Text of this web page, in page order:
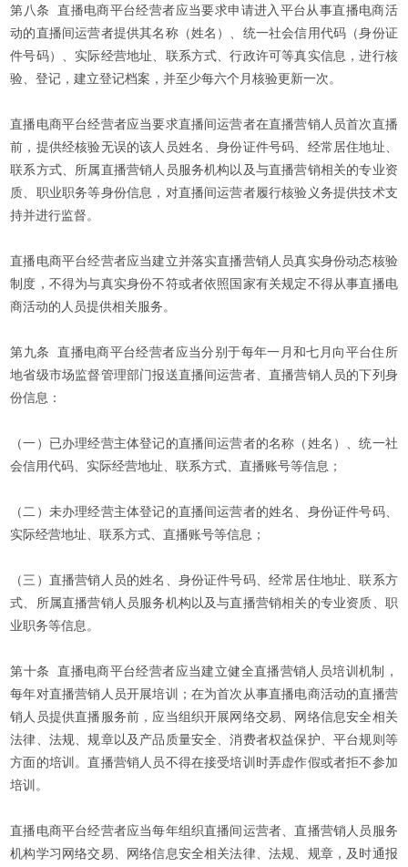
第八条 直播电商平台经营者应当要求申请进入平台从事直播电商活
动的直播间运营者提供其名称（姓名）、统一社会信用代码（身份证
件号码）、实际经营地址、联系方式、行政许可等真实信息，进行核
验、登记，建立登记档案，并至少每六个月核验更新一次。
直播电商平台经营者应当要求直播间运营者在直播营销人员首次直播
前，提供经核验无误的该人员姓名、身份证件号码、经常居住地址、
联系方式、所属直播营销人员服务机构以及与直播营销相关的专业资
质、职业职务等身份信息，对直播间运营者履行核验义务提供技术支
持并进行监督。
直播电商平台经营者应当建立并落实直播营销人员真实身份动态核验
制度，不得为与真实身份不符或者依照国家有关规定不得从事直播电
商活动的人员提供相关服务。
第九条 直播电商平台经营者应当分别于每年一月和七月向平台住所
地省级市场监督管理部门报送直播间运营者、直播营销人员的下列身
份信息：
（一）已办理经营主体登记的直播间运营者的名称（姓名）、统一社
会信用代码、实际经营地址、联系方式、直播账号等信息；
（二）未办理经营主体登记的直播间运营者的姓名、身份证件号码、
实际经营地址、联系方式、直播账号等信息；
（三）直播营销人员的姓名、身份证件号码、经常居住地址、联系方
式、所属直播营销人员服务机构以及与直播营销相关的专业资质、职
业职务等信息。
第十条 直播电商平台经营者应当建立健全直播营销人员培训机制，
每年对直播营销人员开展培训；在为首次从事直播电商活动的直播营
销人员提供直播服务前，应当组织开展网络交易、网络信息安全相关
法律、法规、规章以及产品质量安全、消费者权益保护、平台规则等
方面的培训。直播营销人员不得在接受培训时弄虚作假或者拒不参加
培训。
直播电商平台经营者应当每年组织直播间运营者、直播营销人员服务
机构学习网络交易、网络信息安全相关法律、法规、规章，及时通报